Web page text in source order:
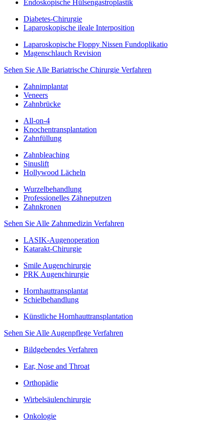
Endoskopische Hülsengastroplastik
Diabetes-Chirurgie
Laparoskopische ileale Interposition
Laparoskopische Floppy Nissen Fundoplikatio
Magenschlauch Revision
Sehen Sie Alle Bariatrische Chirurgie Verfahren
Zahnimplantat
Veneers
Zahnbrücke
All-on-4
Knochentransplantation
Zahnfüllung
Zahnbleaching
Sinuslift
Hollywood Lächeln
Wurzelbehandlung
Professionelles Zähneputzen
Zahnkronen
Sehen Sie Alle Zahnmedizin Verfahren
LASIK-Augenoperation
Katarakt-Chirurgie
Smile Augenchirurgie
PRK Augenchirurgie
Hornhauttransplantat
Schielbehandlung
Künstliche Hornhauttransplantation
Sehen Sie Alle Augenpflege Verfahren
Bildgebendes Verfahren
Ear, Nose and Throat
Orthopädie
Wirbelsäulenchirurgie
Onkologie